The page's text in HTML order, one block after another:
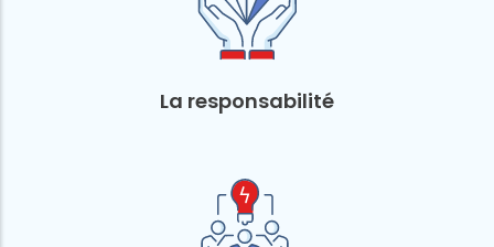
La responsabilité